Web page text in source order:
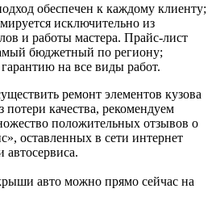
обеспечен к каждому клиенту;
исключительно из
и работы мастера. Прайс-лист
бюджетный по региону;
на все виды работ.
ремонт элементов кузова
качества, рекомендуем
положительных отзывов о
оставленных в сети интернет
авто можно прямо сейчас на